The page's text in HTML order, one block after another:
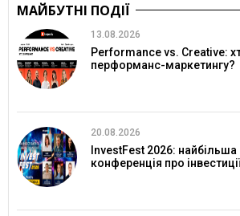
МАЙБУТНІ ПОДІЇ
13.08.2026
Performance vs. Creative:
перформанс-маркетингу?
20.08.2026
InvestFest 2026:
конференція про